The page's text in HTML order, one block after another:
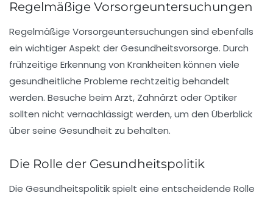
Regelmäßige Vorsorgeuntersuchungen
Regelmäßige Vorsorgeuntersuchungen sind ebenfalls
ein wichtiger Aspekt der Gesundheitsvorsorge. Durch
frühzeitige Erkennung von Krankheiten können viele
gesundheitliche Probleme rechtzeitig behandelt
werden. Besuche beim Arzt, Zahnärzt oder Optiker
sollten nicht vernachlässigt werden, um den Überblick
über seine Gesundheit zu behalten.
Die Rolle der Gesundheitspolitik
Die Gesundheitspolitikspielt eine entscheidende Rolle